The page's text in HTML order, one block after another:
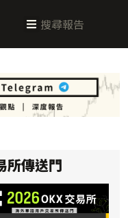
所傳送門